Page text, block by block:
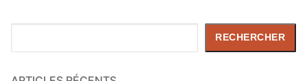
RECHERCHER